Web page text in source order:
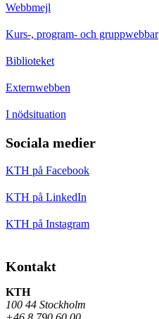
Webbmejl
Kurs-, program- och gruppwebbar
Biblioteket
Externwebben
I nödsituation
Sociala medier
KTH på Facebook
KTH på LinkedIn
KTH på Instagram
Kontakt
KTH
100 44 Stockholm